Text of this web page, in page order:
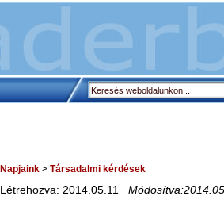
Napjaink > Társadalmi kérdések
Létrehozva: 2014.05.11